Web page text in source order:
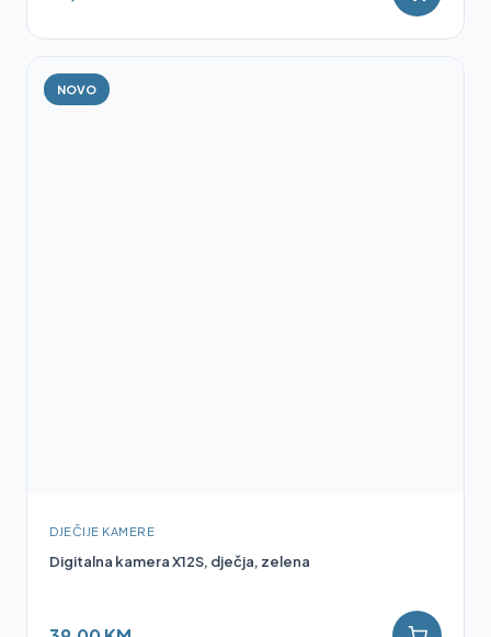
NOVO
DJEČIJE KAMERE
Digitalna kamera X12S, dječja, zelena